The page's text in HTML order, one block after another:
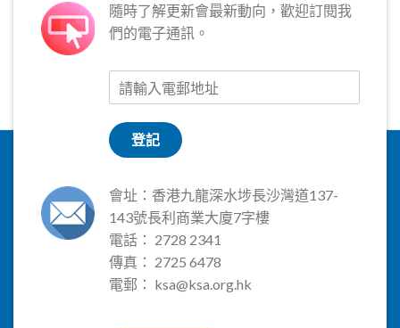
隨時了解更新會最新動向，歡迎訂閱我
們的電子通訊。
登記
會址：香港九龍深水埗長沙灣道137-
143號長利商業大廈7字樓
電話： 2728 2341
傳真： 2725 6478
電郵： ksa@ksa.org.hk